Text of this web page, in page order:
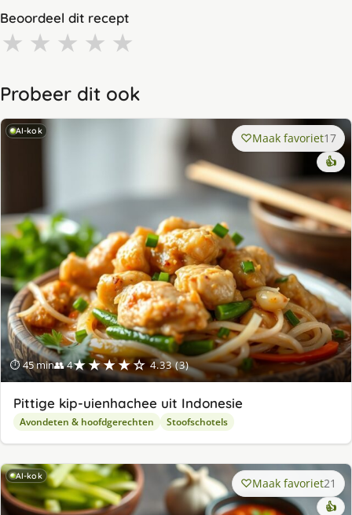
Beoordeel dit recept
★ ★ ★ ★ ★
Probeer dit ook
AI-kok
⏱ 45 min👥 4★★★★☆ 4.33 (3)
Maak favoriet17
👍
Pittige kip-uienhachee uit Indonesie
Avondeten & hoofdgerechten Stoofschotels
AI-kok Maak favoriet21
👍